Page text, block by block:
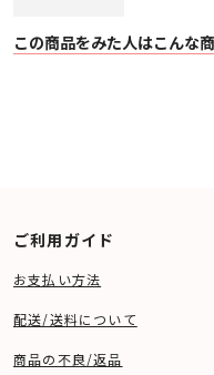
この商品をみた人はこんな
ご利用ガイド
お支払い方法
配送/送料について
商品の不良/返品